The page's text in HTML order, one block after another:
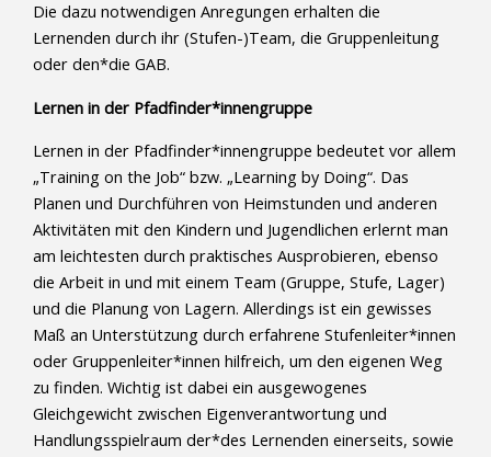
Die dazu notwendigen Anregungen erhalten die
Lernenden durch ihr (Stufen-)Team, die Gruppenleitung
oder den*die GAB.
Lernen in der Pfadfinder*innengruppe
Lernen in der Pfadfinder*innengruppe bedeutet vor allem
„Training on the Job“ bzw. „Learning by Doing“. Das
Planen und Durchführen von Heimstunden und anderen
Aktivitäten mit den Kindern und Jugendlichen erlernt man
am leichtesten durch praktisches Ausprobieren, ebenso
die Arbeit in und mit einem Team (Gruppe, Stufe, Lager)
und die Planung von Lagern. Allerdings ist ein gewisses
Maß an Unterstützung durch erfahrene Stufenleiter*innen
oder Gruppenleiter*innen hilfreich, um den eigenen Weg
zu finden. Wichtig ist dabei ein ausgewogenes
Gleichgewicht zwischen Eigenverantwortung und
Handlungsspielraum der*des Lernenden einerseits, sowie